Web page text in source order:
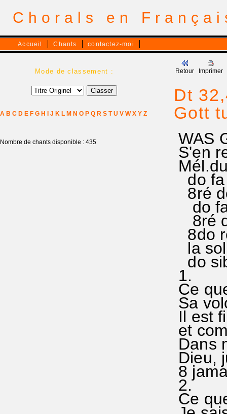
Chorals en
Accueil Chants contactez-moi
Mode de classement :
A B C D E F G H J K L M N O P Q R S T U V W X Y Z
Nombre de chants disponible : 435
Retour Imprimer
Dt
Gott
WAS
S'en
do fa
8ré
do fa
8ré
8do
la sol
do
1.
Ce
Sa
Il est
et
Dans
Dieu,
8
2.
Ce